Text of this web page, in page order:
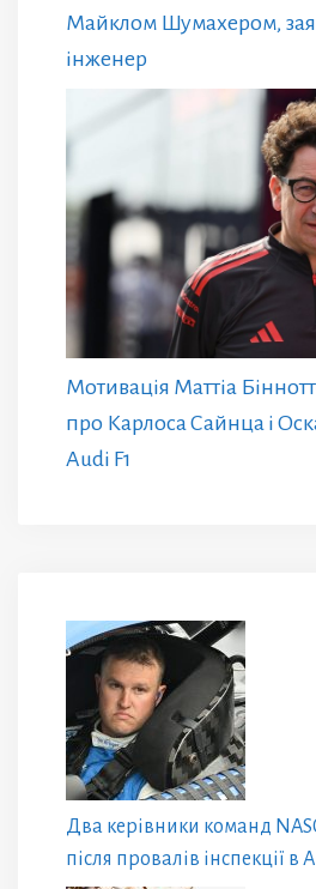
Майклом Шумахером,
інженер
Мотивація Маттіа
про Карлоса Сайнца і
Audi F1
Два керівники команд
після провалів інспекції в